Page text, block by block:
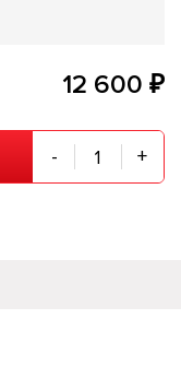
12 600 ₽
- +